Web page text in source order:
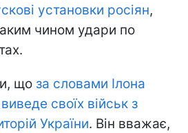
установки росіян,
чином удари по
що за словами Ілона
своїх військ з
України. Він вважає,